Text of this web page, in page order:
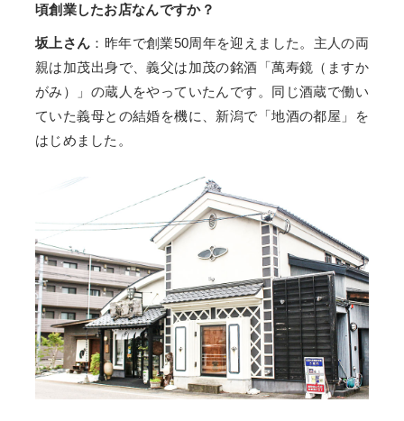
頃創業したお店なんですか？
坂上さん ：昨年で創業50周年を迎えました。主人の両
親は加茂出身で、義父は加茂の銘酒「萬寿鏡（ますか
がみ）」の蔵人をやっていたんです。同じ酒蔵で働い
ていた義母との結婚を機に、新潟で「地酒の都屋」を
はじめました。